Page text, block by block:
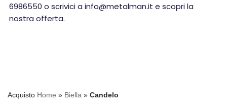
6986550 o scrivici a info@metalman.it e scopri la
nostra offerta.
Acquisto Home » Biella » Candelo